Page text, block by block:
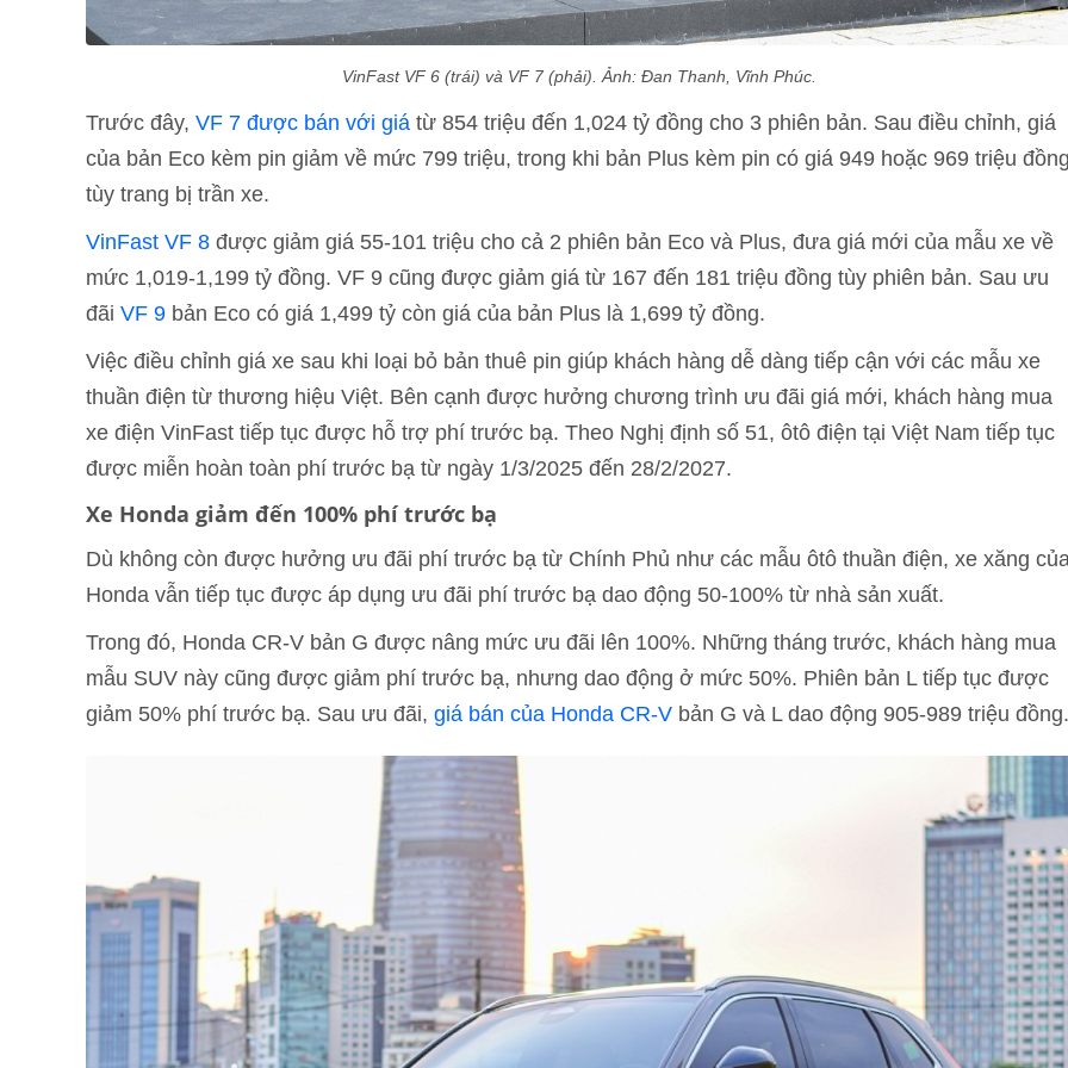
VinFast VF 6 (trái) và VF 7 (phải). Ảnh: Đan Thanh, Vĩnh Phúc.
Trước đây, VF 7 được bán với giá từ 854 triệu đến 1,024 tỷ đồng cho 3 phiên bản. Sau điều chỉnh, giá
của bản Eco kèm pin giảm về mức 799 triệu, trong khi bản Plus kèm pin có giá 949 hoặc 969 triệu
tùy trang bị trần xe.
VinFast VF 8 được giảm giá 55-101 triệu cho cả 2 phiên bản Eco và Plus, đưa giá mới của mẫu xe về
mức 1,019-1,199 tỷ đồng. VF 9 cũng được giảm giá từ 167 đến 181 triệu đồng tùy phiên bản. Sau ưu
đãi VF 9 bản Eco có giá 1,499 tỷ còn giá của bản Plus là 1,699 tỷ đồng.
Việc điều chỉnh giá xe sau khi loại bỏ bản thuê pin giúp khách hàng dễ dàng tiếp cận với các mẫu xe
thuần điện từ thương hiệu Việt. Bên cạnh được hưởng chương trình ưu đãi giá mới, khách hàng mua
xe điện VinFast tiếp tục được hỗ trợ phí trước bạ. Theo Nghị định số 51, ôtô điện tại Việt Nam tiếp tục
được miễn hoàn toàn phí trước bạ từ ngày 1/3/2025 đến 28/2/2027.
Xe Honda giảm đến 100% phí trước bạ
Dù không còn được hưởng ưu đãi phí trước bạ từ Chính Phủ như các mẫu ôtô thuần điện, xe xăng
Honda vẫn tiếp tục được áp dụng ưu đãi phí trước bạ dao động 50-100% từ nhà sản xuất.
Trong đó, Honda CR-V bản G được nâng mức ưu đãi lên 100%. Những tháng trước, khách hàng mua
mẫu SUV này cũng được giảm phí trước bạ, nhưng dao động ở mức 50%. Phiên bản L tiếp tục được
giảm 50% phí trước bạ. Sau ưu đãi, giá bán của Honda CR-V bản G và L dao động 905-989 triệu đồng.